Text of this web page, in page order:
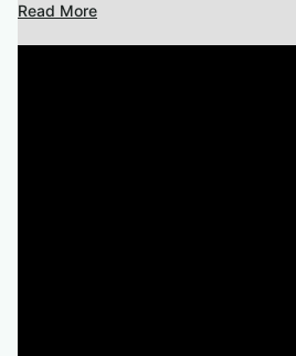
Read More